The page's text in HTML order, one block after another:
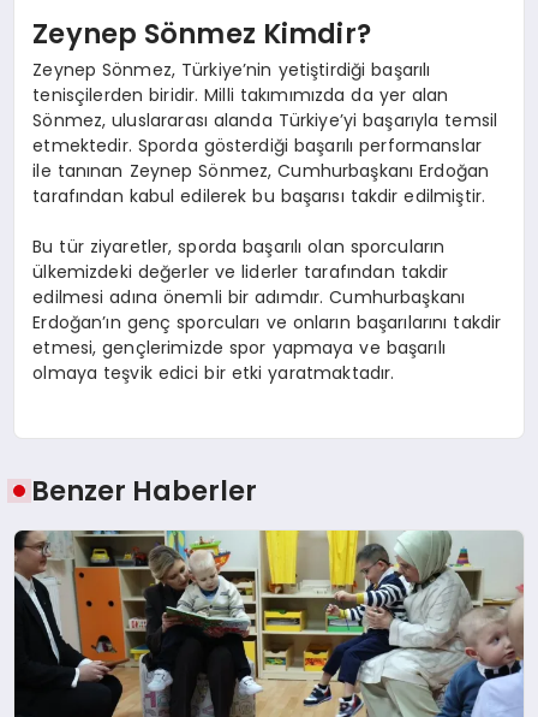
Zeynep Sönmez Kimdir?
Zeynep Sönmez, Türkiye’nin yetiştirdiği başarılı
tenisçilerden biridir. Milli takımımızda da yer alan
Sönmez, uluslararası alanda Türkiye’yi başarıyla temsil
etmektedir. Sporda gösterdiği başarılı performanslar
ile tanınan Zeynep Sönmez, Cumhurbaşkanı Erdoğan
tarafından kabul edilerek bu başarısı takdir edilmiştir.
Bu tür ziyaretler, sporda başarılı olan sporcuların
ülkemizdeki değerler ve liderler tarafından takdir
edilmesi adına önemli bir adımdır. Cumhurbaşkanı
Erdoğan’ın genç sporcuları ve onların başarılarını takdir
etmesi, gençlerimizde spor yapmaya ve başarılı
olmaya teşvik edici bir etki yaratmaktadır.
Benzer Haberler